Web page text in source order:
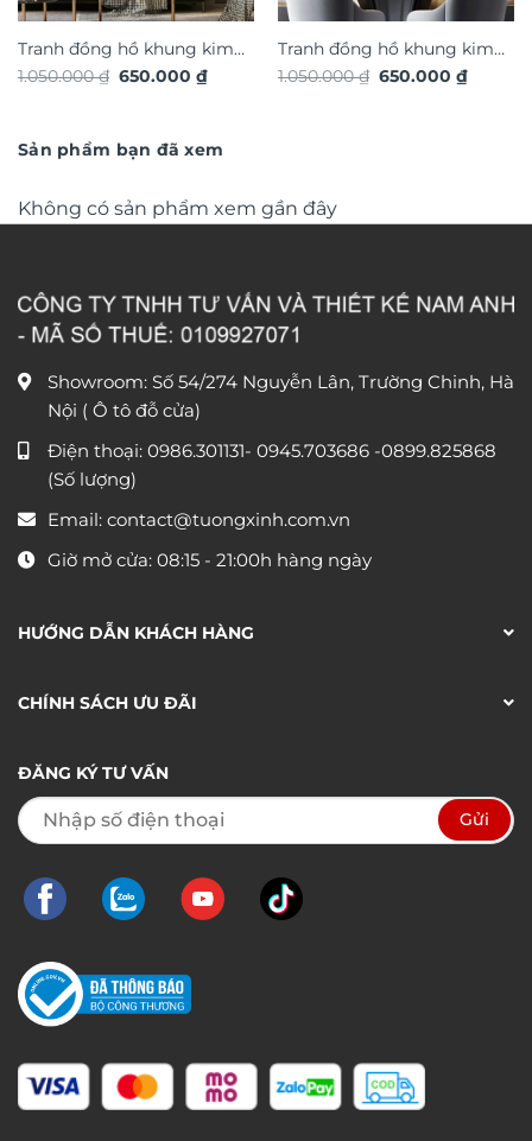
Tranh đồng hồ khung kim
loại cao cấp xu hướng trang
1.050.000₫ Giá
650.000₫Giá
Tranh đồng hồ khung kim
loại cao cấp xu hướng trang
1.050.000₫ Giá
650.000₫Giá
Sản phẩm bạn đã xem
Không có sản phẩm xem gần đây
Showroom: Số 54/274 Nguyễn Lân, Trường Chinh, Hà
Nội ( Ô tô đỗ cửa)
Điện thoại: 0986.301131- 0945.703686 -0899.825868
(Số lượng)
Email: contact@tuongxinh.com.vn
Giờ mở cửa: 08:15 - 21:00h hàng ngày
HƯỚNG DẪN KHÁCH HÀNG
CHÍNH SÁCH ƯU ĐÃI
ĐĂNG KÝ TƯ VẤN